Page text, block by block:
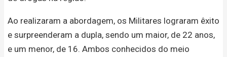
Ao realizaram a abordagem, os Militares lograram êxito
e surpreenderam a dupla, sendo um maior, de 22 anos,
e um menor, de 16. Ambos conhecidos do meio